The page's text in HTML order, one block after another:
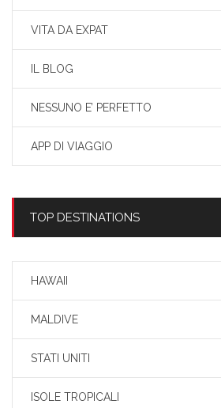
VITA DA EXPAT
IL BLOG
NESSUNO E’ PERFETTO
APP DI VIAGGIO
TOP DESTINATIONS
HAWAII
MALDIVE
STATI UNITI
ISOLE TROPICALI